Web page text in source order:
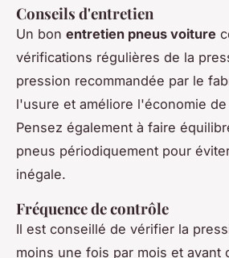
Conseils d'entretien
Un bon entretien pneus voiture
vérifications régulières de la
pression recommandée par le
l'usure et améliore l'économie
Pensez également à faire
pneus périodiquement pour
inégale.
Fréquence de contrôle
Il est conseillé de vérifier la
moins une fois par mois et avant